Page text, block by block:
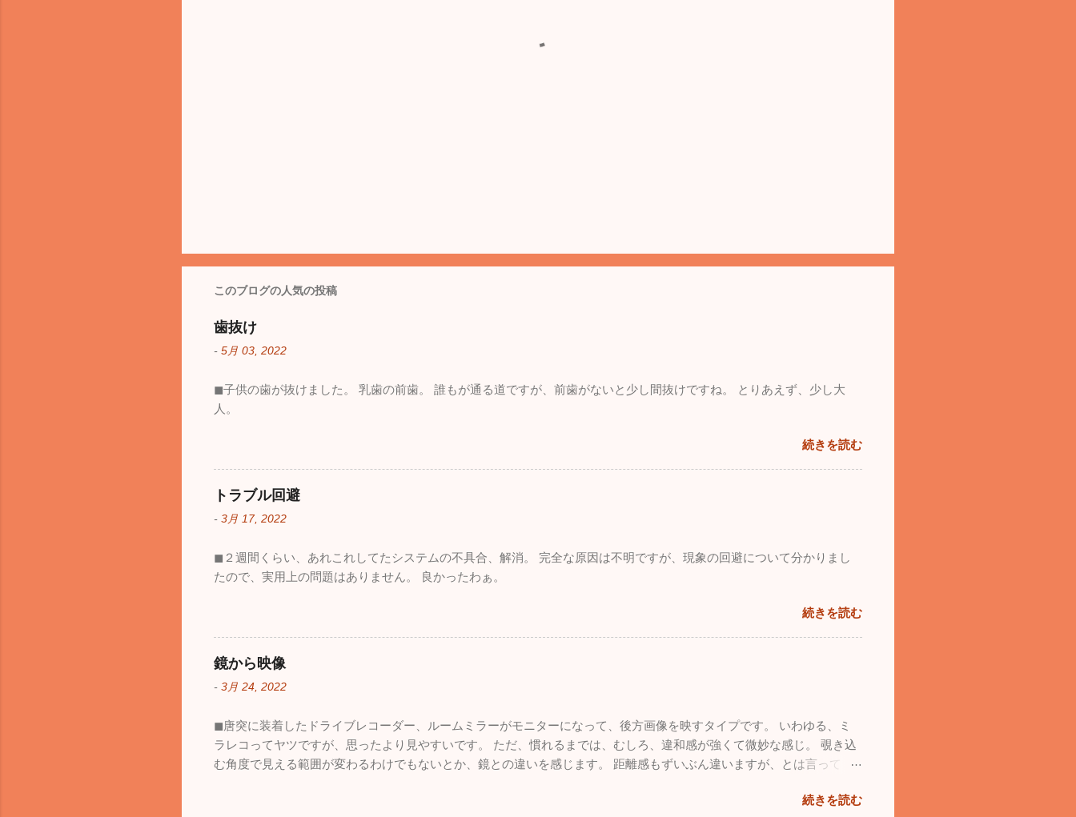
このブログの人気の投稿
歯抜け
- 5月 03, 2022
◼︎子供の歯が抜けました。 乳歯の前歯。 誰もが通る道ですが、前歯がないと少し間抜けですね。 とりあえず、少し大
人。
続きを読む
トラブル回避
- 3月 17, 2022
◼︎２週間くらい、あれこれしてたシステムの不具合、解消。 完全な原因は不明ですが、現象の回避について分かりまし
たので、実用上の問題はありません。 良かったわぁ。
続きを読む
鏡から映像
- 3月 24, 2022
◼︎唐突に装着したドライブレコーダー、ルームミラーがモニターになって、後方画像を映すタイプです。 いわゆる、ミ
ラレコってヤツですが、思ったより見やすいです。 ただ、慣れるまでは、むしろ、違和感が強くて微妙な感じ。 覗き込
む角度で見える範囲が変わるわけでもないとか、鏡との違いを感じます。 距離感もずいぶん違いますが、とは言って
続きを読む